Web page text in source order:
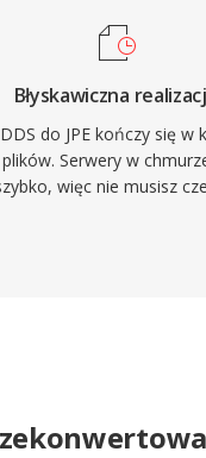
Błyskawiczna
do JPE kończy się w
Serwery w
więc nie musisz